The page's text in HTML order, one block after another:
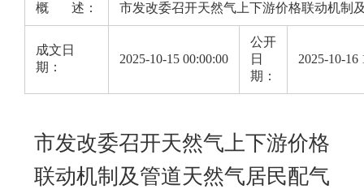
概 述： 市发改委召开天然气上下游价格联动机制
成文日
期：
2025-10-15 00:00:00
公开
日
期：
2025-10-16
市发改委召开天然气上下游价格
联动机制及管道天然气居民配气